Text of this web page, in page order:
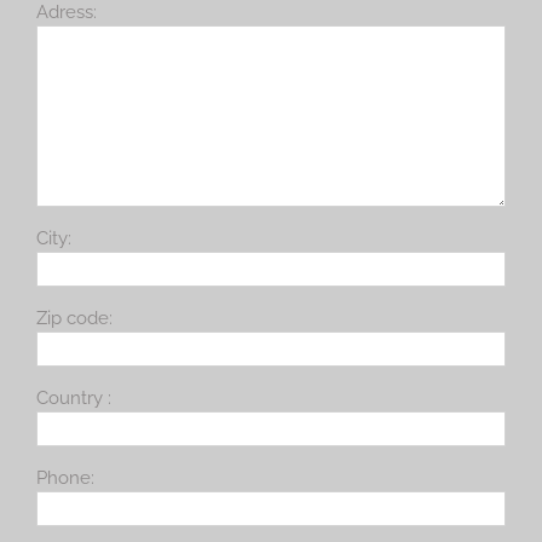
Adress:
City:
Zip code:
Country :
Phone: